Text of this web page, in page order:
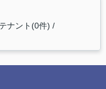
ナント(0件)